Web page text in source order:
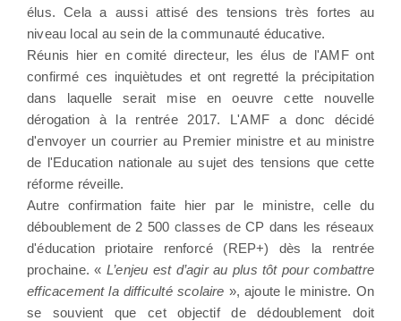
élus. Cela a aussi attisé des tensions très fortes au
niveau local au sein de la communauté éducative.
Réunis hier en comité directeur, les élus de l'AMF ont
confirmé ces inquiètudes et ont regretté la précipitation
dans laquelle serait mise en oeuvre cette nouvelle
dérogation à la rentrée 2017. L'AMF a donc décidé
d'envoyer un courrier au Premier ministre et au ministre
de l'Education nationale au sujet des tensions que cette
réforme réveille.
Autre confirmation faite hier par le ministre, celle du
déboublement de 2 500 classes de CP dans les réseaux
d'éducation priotaire renforcé (REP+) dès la rentrée
prochaine. « L’enjeu est d’agir au plus tôt pour combattre
efficacement la difficulté scolaire », ajoute le ministre. On
se souvient que cet objectif de dédoublement doit